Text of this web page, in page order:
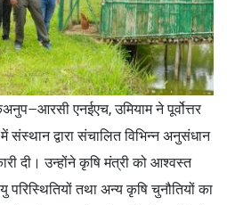
एनईएच, उमियाम ने पूर्वोत्तर
संस्थान द्वारा संचालित विभिन्न अनुसंधान
दी। उन्होंने कृषि मंत्री को आश्वस्त
तथा अन्य कृषि चुनौतियों का